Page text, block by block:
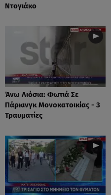
Ντογιάκο
Άνω Λιόσια: Φωτιά Σε
Πάρκινγκ Μονοκατοικίας - 3
Τραυματίες